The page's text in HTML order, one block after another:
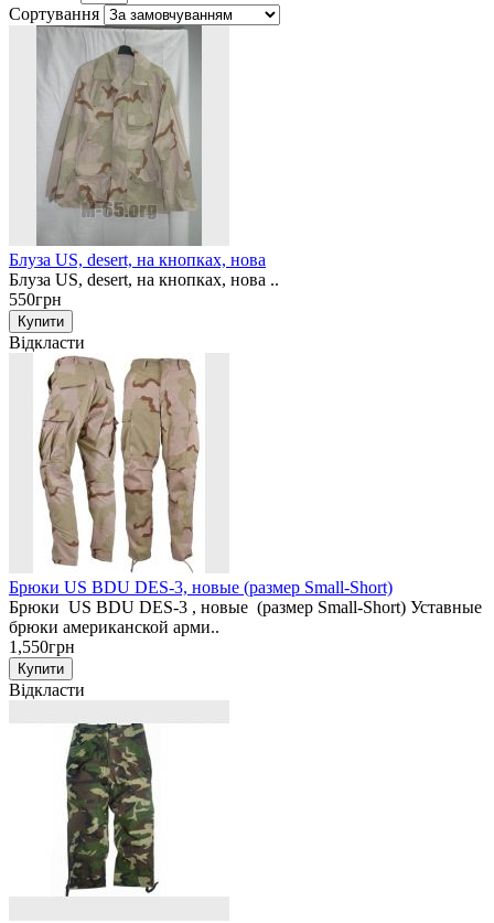
Сортування
Блуза US, desert, на кнопках, нова
Блуза US, desert, на кнопках, нова ..
550грн
Відкласти
Брюки US BDU DES-3, новые (размер Small-Short)
Брюки US BDU DES-3 , новые (размер Small-Short) Уставные
брюки американской арми..
1,550грн
Відкласти